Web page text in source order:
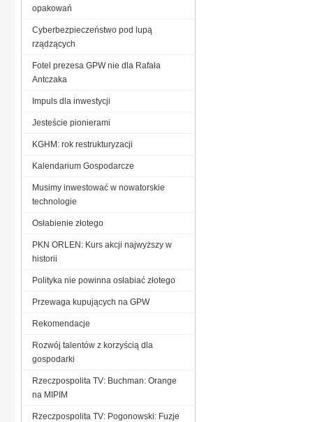
opakowań
Cyberbezpieczeństwo pod lupą
rządzących
Fotel prezesa GPW nie dla Rafała
Antczaka
Impuls dla inwestycji
Jesteście pionierami
KGHM: rok restrukturyzacji
Kalendarium Gospodarcze
Musimy inwestować w nowatorskie
technologie
Osłabienie złotego
PKN ORLEN: Kurs akcji najwyższy w
historii
Polityka nie powinna osłabiać złotego
Przewaga kupujących na GPW
Rekomendacje
Rozwój talentów z korzyścią dla
gospodarki
Rzeczpospolita TV: Buchman: Orange
na MIPIM
Rzeczpospolita TV: Pogonowski: Fuzje